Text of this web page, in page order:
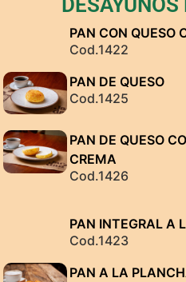
PAN CON QUESO
Cod.1422
PAN DE QUESO
Cod.1425
PAN DE QUESO
CREMA
Cod.1426
PAN INTEGRAL A
Cod.1423
PAN A LA